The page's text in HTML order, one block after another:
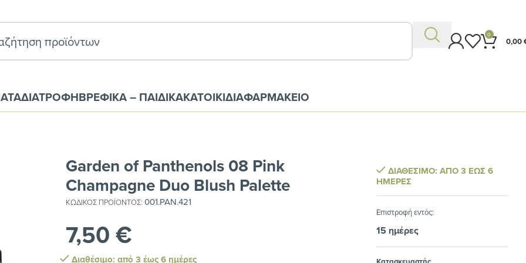
0
0,00
ΔΙΑΤΡΟΦΗΒΡΕΦΙΚΑ – ΠΑΙΔΙΚΑΚΑΤΟΙΚΙΔΙΑΦΑΡΜΑΚΕΙΟ
08 Pink Champagne Duo Blush Palette
Garden of Panthenols 08 Pink
Champagne Duo Blush Palette
ΚΩΔΙΚΌΣ ΠΡΟΪΌΝΤΟΣ: 001.PAN.421
7,50€
Διαθέσιμο: από 3 έως 6 ημέρες
ΔΙΑΘΈΣΙΜΟ: ΑΠΌ 3 ΈΩΣ 6
ΗΜΈΡΕΣ
Eπιστροφή εντός:
15 ημέρες